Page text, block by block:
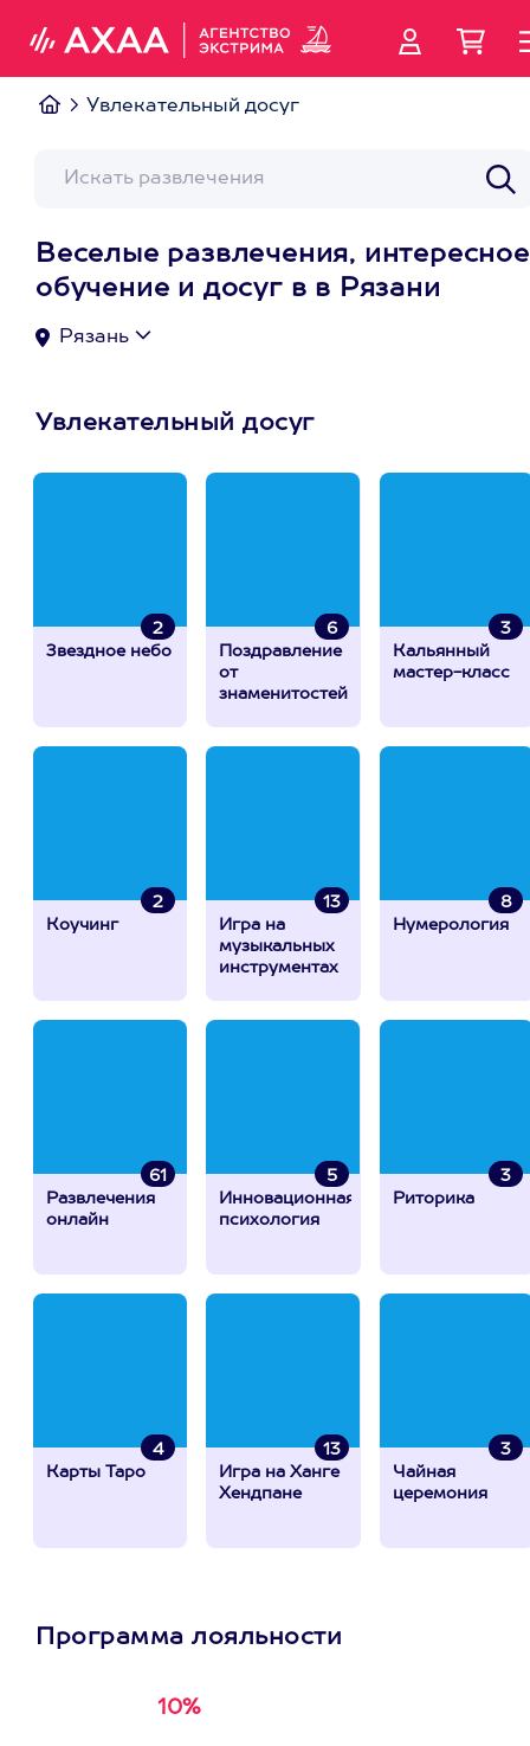
Увлекательный досуг
Веселые развлечения, интересное
обучение и досуг в в Рязани
Рязань
Увлекательный досуг
2
Звездное небо
6
Поздравление
от
знаменитостей
3
Кальянный
мастер-класс
2
Коучинг
13
Игра на
музыкальных
инструментах
8
Нумерология
61
Развлечения
онлайн
5
Инновационная
психология
3
Риторика
4
Карты Таро
13
Игра на Ханге
Хендпане
3
Чайная
церемония
Программа лояльности
10%